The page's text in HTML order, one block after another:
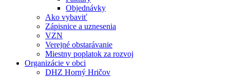
Objednávky
Ako vybaviť
Zápisnice a uznesenia
VZN
Verejné obstarávanie
Miestny poplatok za rozvoj
Organizácie v obci
DHZ Horný Hričov